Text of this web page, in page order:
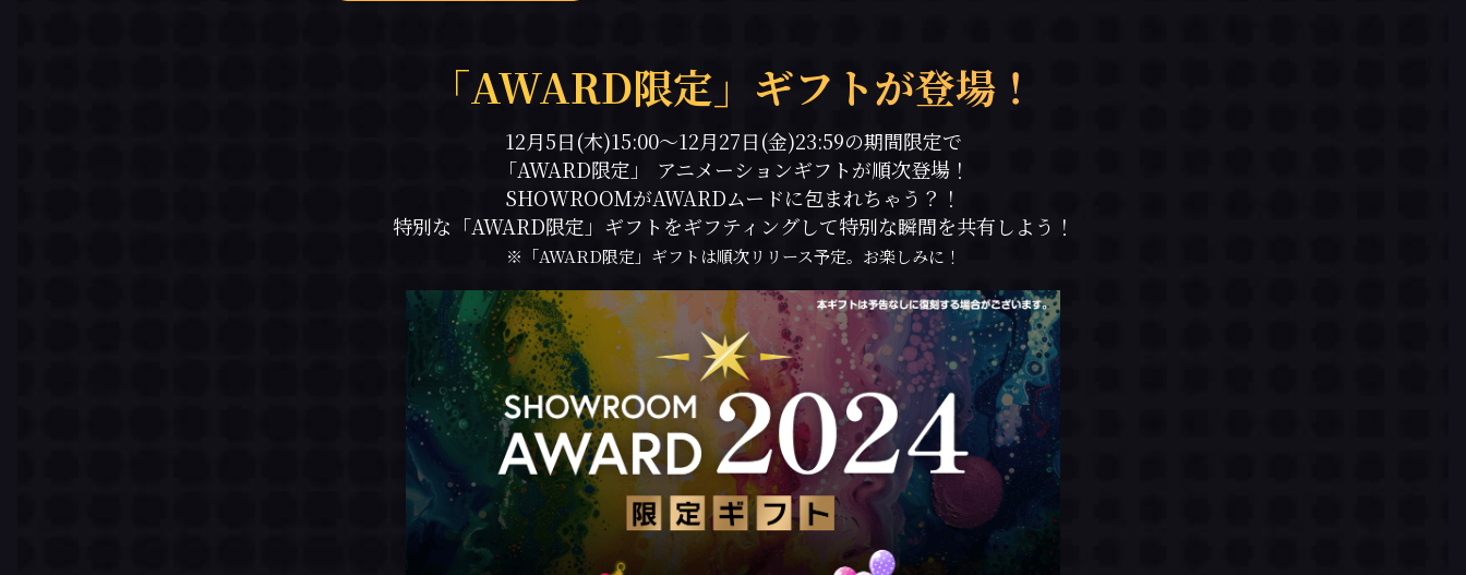
「AWARD限定」ギフトが登場！
12月5日(木)15:00〜12月27日(金)23:59の期間限定で
「AWARD限定」 アニメーションギフトが順次登場！
SHOWROOMがAWARDムードに包まれちゃう？！
特別な「AWARD限定」ギフトをギフティングして特別な瞬間を共有しよう！
※「AWARD限定」ギフトは順次リリース予定。お楽しみに！